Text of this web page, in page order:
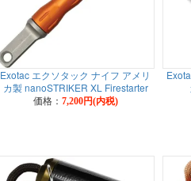
Exotac エクソタック ナイフ アメリ
カ製 nanoSTRIKER XL Firestarter
価格： 7,200円(内税)